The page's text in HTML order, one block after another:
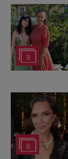
8
6